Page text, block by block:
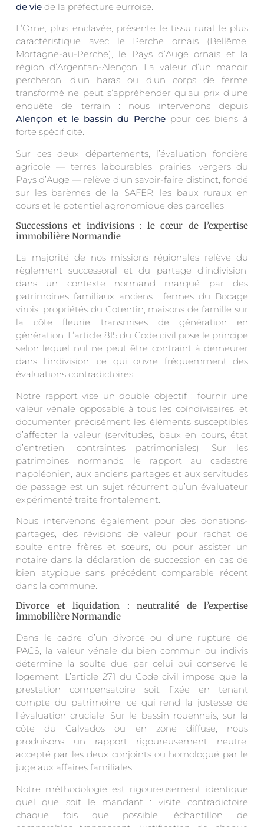
de vie de la préfecture eurroise.
L’Orne, plus enclavée, présente le tissu rural le plus
caractéristique avec le Perche ornais (Bellême,
Mortagne-au-Perche), le Pays d’Auge ornais et la
région d’Argentan-Alençon. La valeur d’un manoir
percheron, d’un haras ou d’un corps de ferme
transformé ne peut s’appréhender qu’au prix d’une
enquête de terrain : nous intervenons depuis
Alençon et le bassin du Perche pour ces biens à
forte spécificité.
Sur ces deux départements, l’évaluation foncière
agricole — terres labourables, prairies, vergers du
Pays d’Auge — relève d’un savoir-faire distinct, fondé
sur les barèmes de la SAFER, les baux ruraux en
cours et le potentiel agronomique des parcelles.
Successions et indivisions : le cœur de l’expertise
immobilière Normandie
La majorité de nos missions régionales relève du
règlement successoral et du partage d’indivision,
dans un contexte normand marqué par des
patrimoines familiaux anciens : fermes du Bocage
virois, propriétés du Cotentin, maisons de famille sur
la côte fleurie transmises de génération en
génération. L’article 815 du Code civil pose le principe
selon lequel nul ne peut être contraint à demeurer
dans l’indivision, ce qui ouvre fréquemment des
évaluations contradictoires.
Notre rapport vise un double objectif : fournir une
valeur vénale opposable à tous les coïndivisaires, et
documenter précisément les éléments susceptibles
d’affecter la valeur (servitudes, baux en cours, état
d’entretien, contraintes patrimoniales). Sur les
patrimoines normands, le rapport au cadastre
napoléonien, aux anciens partages et aux servitudes
de passage est un sujet récurrent qu’un évaluateur
expérimenté traite frontalement.
Nous intervenons également pour des donations-
partages, des révisions de valeur pour rachat de
soulte entre frères et sœurs, ou pour assister un
notaire dans la déclaration de succession en cas de
bien atypique sans précédent comparable récent
dans la commune.
Divorce et liquidation : neutralité de l’expertise
immobilière Normandie
Dans le cadre d’un divorce ou d’une rupture de
PACS, la valeur vénale du bien commun ou indivis
détermine la soulte due par celui qui conserve le
logement. L’article 271 du Code civil impose que la
prestation compensatoire soit fixée en tenant
compte du patrimoine, ce qui rend la justesse de
l’évaluation cruciale. Sur le bassin rouennais, sur la
côte du Calvados ou en zone diffuse, nous
produisons un rapport rigoureusement neutre,
accepté par les deux conjoints ou homologué par le
juge aux affaires familiales.
Notre méthodologie est rigoureusement identique
quel que soit le mandant : visite contradictoire
chaque fois que possible, échantillon de